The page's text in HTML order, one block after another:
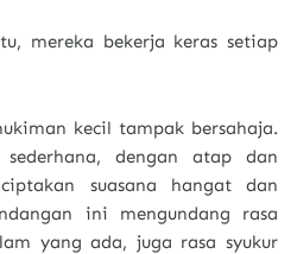
mereka bekerja keras setiap
kecil tampak bersahaja.
dengan atap dan
suasana hangat dan
ini mengundang rasa
yang ada, juga rasa syukur